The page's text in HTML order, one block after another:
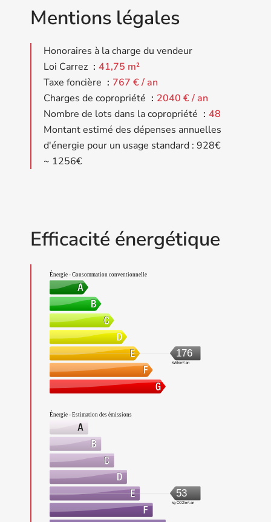
Mentions légales
Honoraires à la charge du vendeur
Loi Carrez
41,75 m²
Taxe foncière
767 € / an
Charges de copropriété
2040 € / an
Nombre de lots dans la copropriété
48
Montant estimé des dépenses annuelles
d'énergie pour un usage standard : 928€
~ 1256€
Efficacité énergétique
Énergie - Consommation conventionnelle
176
kWh/m².an
Énergie - Estimation des émissions
53
kg CO2/m².an